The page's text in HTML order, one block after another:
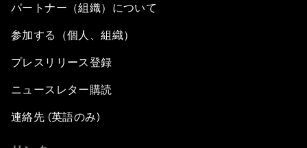
パートナー（組織）について
参加する（個人、組織）
プレスリリース登録
ニュースレター購読
連絡先 (英語のみ)